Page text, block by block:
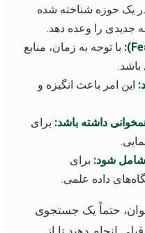
یک حوزه شناخته شده
جدیدی را وعده دهد.
با توجه به زمان، منابع
این امر باعث انگیزه و
داشته باشد: برای
شامل شود: برای
داده علمی.
حتماً یک جستجوی